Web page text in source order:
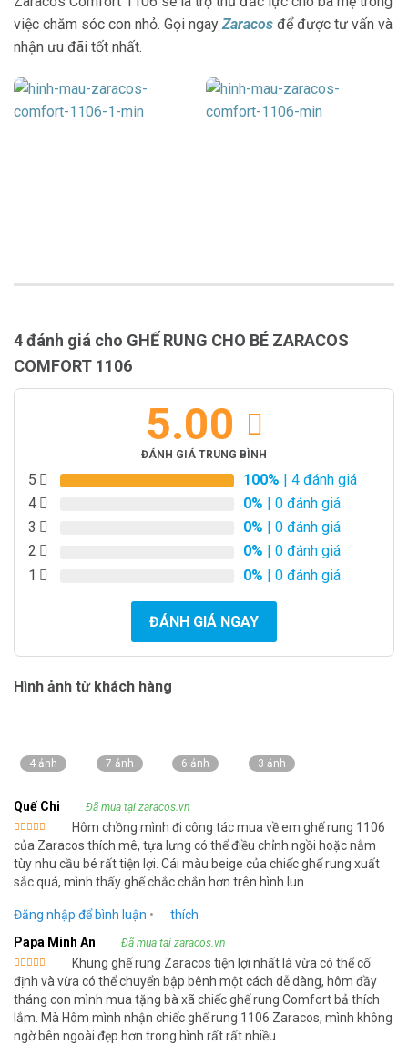
việc chăm sóc con nhỏ. Gọi ngay Zaracos để được tư vấn và
nhận ưu đãi tốt nhất.
4 đánh giá cho GHẾ RUNG CHO BÉ ZARACOS
COMFORT 1106
5.00
ĐÁNH GIÁ TRUNG BÌNH
5 100% | 4 đánh giá
4
0% | 0 đánh giá
3
0% | 0 đánh giá
2
0% | 0 đánh giá
1
0% | 0 đánh giá
ĐÁNH GIÁ NGAY
Hình ảnh từ khách hàng
4 ảnh 7 ảnh 6 ảnh 3 ảnh
Quế Chi Đã mua tại zaracos.vn
Được xếp
hạng 55
sao
Hôm chồng mình đi công tác mua về em ghế rung 1106
của Zaracos thích mê, tựa lưng có thể điều chỉnh ngồi hoặc nằm
tùy nhu cầu bé rất tiện lợi. Cái màu beige của chiếc ghế rung xuất
sắc quá, mình thấy ghế chắc chắn hơn trên hình lun.
Đăng nhập để bình luận •
thích
Papa Minh An
Đã mua tại zaracos.vn
Được xếp
hạng 5
sao
Khung ghế rung Zaracos tiện lợi nhất là vừa có thể cố
định và vừa có thể chuyển bập bênh một cách dễ dàng, hôm đầy
tháng con mình mua tặng bà xã chiếc ghế rung Comfort bả thích
lắm. Mà Hôm mình nhận chiếc ghế rung 1106 Zaracos, mình không
ngờ bên ngoài đẹp hơn trong hình rất rất nhiều